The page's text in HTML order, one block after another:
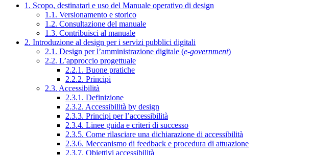
1. Scopo, destinatari e uso del Manuale operativo di design
1.1. Versionamento e storico
1.2. Consultazione del manuale
1.3. Contribuisci al manuale
2. Introduzione al design per i servizi pubblici digitali
2.1. Design per l’amministrazione digitale (e-government)
2.2. L’approccio progettuale
2.2.1. Buone pratiche
2.2.2. Principi
2.3. Accessibilità
2.3.1. Definizione
2.3.2. Accessibilità by design
2.3.3. Principi per l’accessibilità
2.3.4. Linee guida e criteri di successo
2.3.5. Come rilasciare una dichiarazione di accessibilità
2.3.6. Meccanismo di feedback e procedura di attuazione
2.3.7. Obiettivi accessibilità